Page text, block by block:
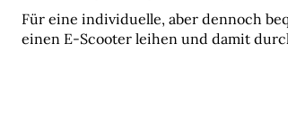
Für eine individuelle, aber dennoch
einen E-Scooter leihen und damit